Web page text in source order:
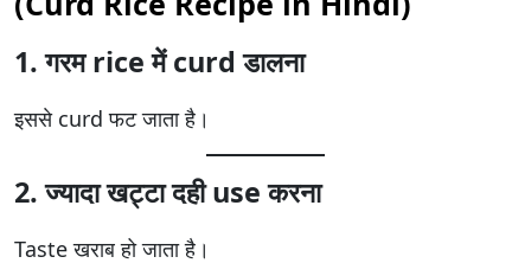
1. गरम rice में curd डालना
इससे curd फट जाता है।
2. ज्यादा खट्टा दही use करना
Taste खराब हो जाता है।